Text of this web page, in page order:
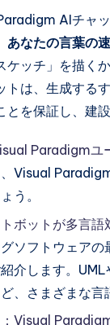
AIチャッ
あなたの言葉の
ッチ」を描く
トは、生成する
を保証し、建
Paradigmユ
Visual
う。
ボットが多言語
ソフトウェア
介します。
、さまざまな言
Visual